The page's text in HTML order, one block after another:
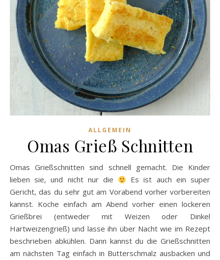
ALLGEMEIN
Omas Grieß Schnitten
Omas Grießschnitten sind schnell gemacht. Die Kinder
lieben sie, und nicht nur die
Es ist auch ein super
Gericht, das du sehr gut am Vorabend vorher vorbereiten
kannst. Koche einfach am Abend vorher einen lockeren
Grießbrei (entweder mit Weizen oder Dinkel
Hartweizengrieß) und lasse ihn über Nacht wie im Rezept
beschrieben abkühlen. Dann kannst du die Grießschnitten
am nächsten Tag einfach in Butterschmalz ausbacken und